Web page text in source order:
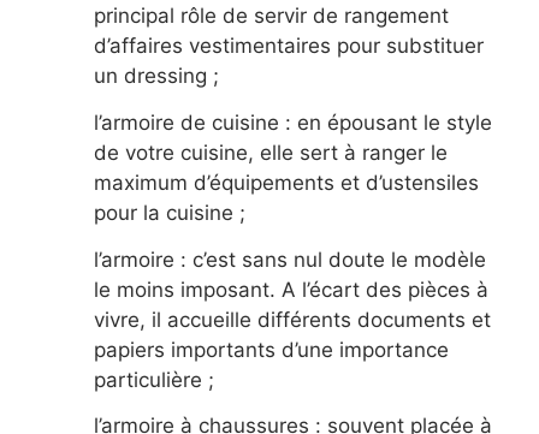
principal rôle de servir de rangement
d’affaires vestimentaires pour substituer
un dressing ;
l’armoire de cuisine : en épousant le style
de votre cuisine, elle sert à ranger le
maximum d’équipements et d’ustensiles
pour la cuisine ;
l’armoire : c’est sans nul doute le modèle
le moins imposant. A l’écart des pièces à
vivre, il accueille différents documents et
papiers importants d’une importance
particulière ;
l’armoire à chaussures : souvent placée à